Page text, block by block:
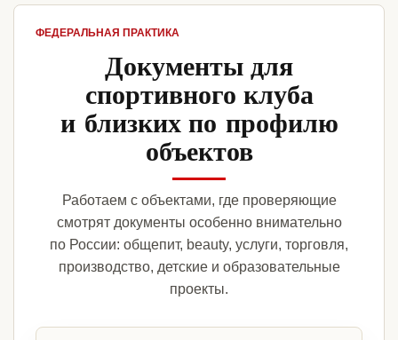
ФЕДЕРАЛЬНАЯ ПРАКТИКА
Документы для
спортивного клуба
и близких по профилю
объектов
Работаем с объектами, где проверяющие
смотрят документы особенно внимательно
по России: общепит, beauty, услуги, торговля,
производство, детские и образовательные
проекты.